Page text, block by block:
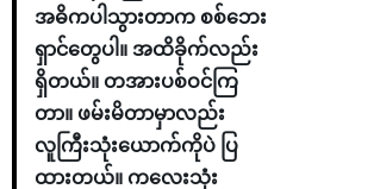
အဓိကပါသွားတာက စစ်ဘေး
ရှာင်တွေပါ။ အထိခိုက်လည်း
ရှိတယ်။ တအားပစ်ဝင်ကြ
တာ။ ဖမ်းမိတာမှာလည်း
လူကြီးသုံးယောက်ကိုပဲ ပြ
ထားတယ်။ ကလေးသုံး